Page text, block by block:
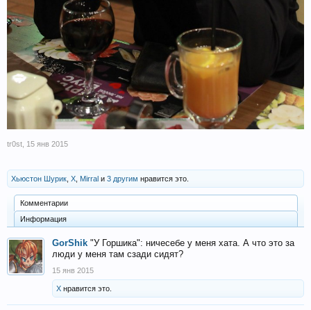
tr0st 15 янв 2015
Хьюстон Шурик X Mirral и 3 другим нравится это.
Комментарии
Информация
GorShik "У Горшика": ничесебе у меня хата. А что это за
люди у меня там сзади сидят?
15 янв 2015
X нравится это.